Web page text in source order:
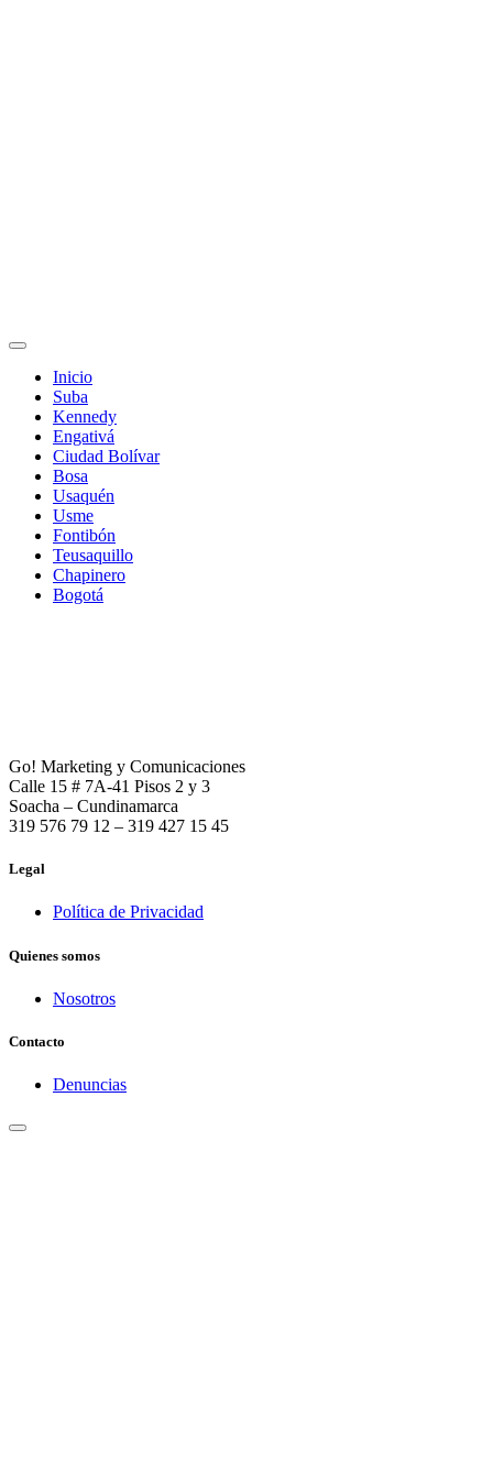
Inicio
Suba
Kennedy
Engativá
Ciudad Bolívar
Bosa
Usaquén
Usme
Fontibón
Teusaquillo
Chapinero
Bogotá
Go! Marketing y Comunicaciones
Calle 15 # 7A-41 Pisos 2 y 3
Soacha – Cundinamarca
319 576 79 12 – 319 427 15 45
Legal
Política de Privacidad
Quienes somos
Nosotros
Contacto
Denuncias